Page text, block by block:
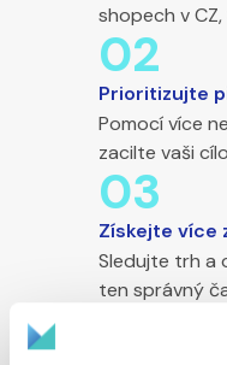
shopech v CZ,
02
Prioritizujte
Pomocí více
zacilte vaši
03
Získejte více
Sledujte trh a
ten správný